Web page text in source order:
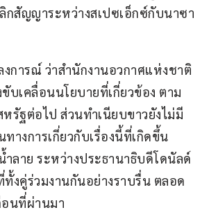
กสัญญาระหว่างสเปซเอ็กซ์กับนาซา
การณ์ ว่าสำนักงานอวกาศแห่งชาติ
บเคลื่อนนโยบายที่เกี่ยวข้อง ตาม
รัฐต่อไป ส่วนทำเนียบขาวยังไม่มี
างการเกี่ยวกับเรื่องนี้ที่เกิดขึ้น
ำลาย ระหว่างประธานาธิบดีโดนัลด์
งคู่ร่วมงานกันอย่างราบรื่น ตลอด
อนที่ผ่านมา